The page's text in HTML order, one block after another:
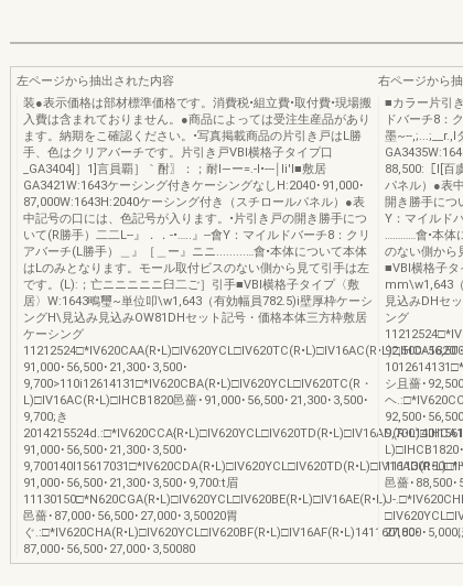
左ページから抽出された内容
装●表示価格は部材標準価格です。消費税•組立費•取付費•現場搬
入費は含まれておりません。●商品によっては受注生産品があり
ます。納期をこ確認ください。•写真掲載商品の片引き戸はL勝
手、色はクリアバーチです。片引き戸VBl横格子タイプ口
_GA3404]］1]言員覇］｀酎〗：；耐I―ー=.-I•---￨li'I■敷居
GA3421W:1643ケーシング付きケーシングなしH:2040･91,000･
87,000W:1643H:2040ケーシング付き（スチロールパネル）●表
中記号の口には、色記号が入ります。•片引き戸の開き勝手につ
いて(R勝手）二二L--』．．-•…..』--會Y：マイルドバーチ8：クリ
アバーチ(L勝手）＿』［＿ー』ニニ.........…會•本体について本体
はLのみとなります。モール取付ビスのない側から見て引手は左
です。(L):；亡ニニニニニ臼二ご］引手■VBl横格子タイプ〈敷
居〉W:1643鴫璽~単位叩\w1,643（有効幅員782.5)i壁厚枠ケーシ
ングH\見込み見込みOW81DHセット記号・価格本体三方枠敷居
ケーシング
11212524□*IV620CAA(R•L)□IV620YCL□IV620TC(R•L)□IV16AC(R•L)□IHCA1820'･
91,000･56,500･21,300･3,500･
9,700>110i12614131□*IV620CBA(R•L)□IV620YCL□IV620TC(R・
L)□IV16AC(R•L)□IHCB1820邑薔･91,000･56,500･21,300･3,500･
9,700;き
91,000･56,500･21,300･3,500･
91,000･56,500･21,300･3,500･9,700:t眉
11130150□*N620CGA(R•L)□IV620YCL□IV620BE(R•L)□IV16AE(R•L)
邑薔･87,000･56,500･27,000･3,50020胃
ぐ.:□*IV620CHA(R•L)□IV620YCL□IV620BF(R•L)□IV16AF(R•L)141160180･
87,000･56,500･27,000･3,50080
右ページから
■カラー片引
ドバーチ8：
墨~--,;...;__r.,I
88,500:［I[百
パネル）●表
開き勝手につ
Y：マイルド
…………會•本体
のない側から
■VBl横格子タ
mm\w1,643
見込みDHセ
ング
92,500･
シ且薔･
ヘ
92,500･
L)□IHCB1820
邑薔･88,500･
J-
27,000･5,000